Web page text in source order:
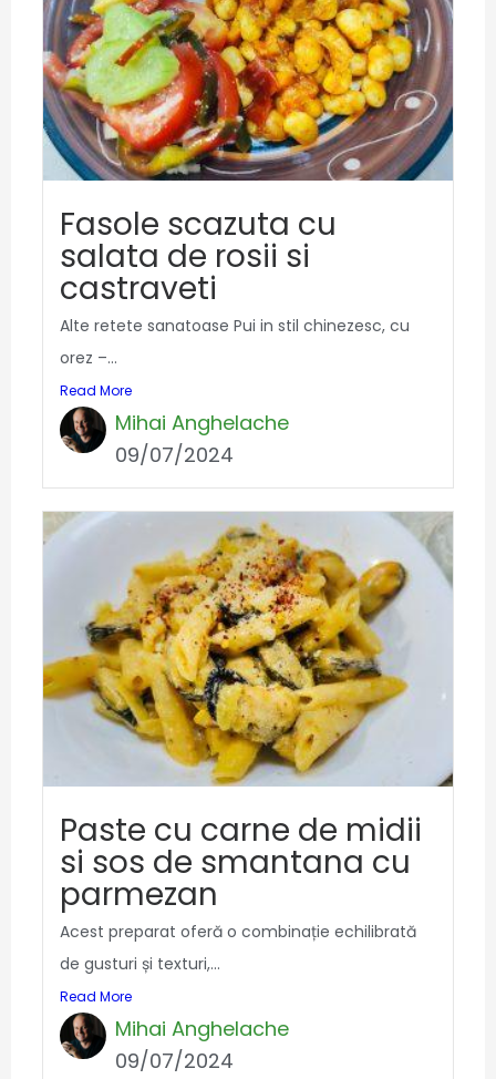
Fasole scazuta cu
salata de rosii si
castraveti
Alte retete sanatoase Pui in stil chinezesc, cu
orez –...
Read More
Mihai Anghelache
09/07/2024
Paste cu carne de midii
si sos de smantana cu
parmezan
Acest preparat oferă o combinație echilibrată
de gusturi și texturi,...
Read More
Mihai Anghelache
09/07/2024